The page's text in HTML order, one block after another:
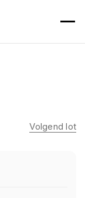
Volgend lot